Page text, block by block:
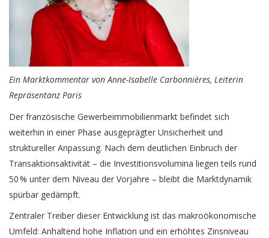
Ein Marktkommentar von Anne-Isabelle Carbonnières, Leiterin
Repräsentanz Paris
Der französische Gewerbeimmobilienmarkt befindet sich
weiterhin in einer Phase ausgeprägter Unsicherheit und
struktureller Anpassung. Nach dem deutlichen Einbruch der
Transaktionsaktivität – die Investitionsvolumina liegen teils rund
50 % unter dem Niveau der Vorjahre – bleibt die Marktdynamik
spürbar gedämpft.
Zentraler Treiber dieser Entwicklung ist das makroökonomische
Umfeld: Anhaltend hohe Inflation und ein erhöhtes Zinsniveau